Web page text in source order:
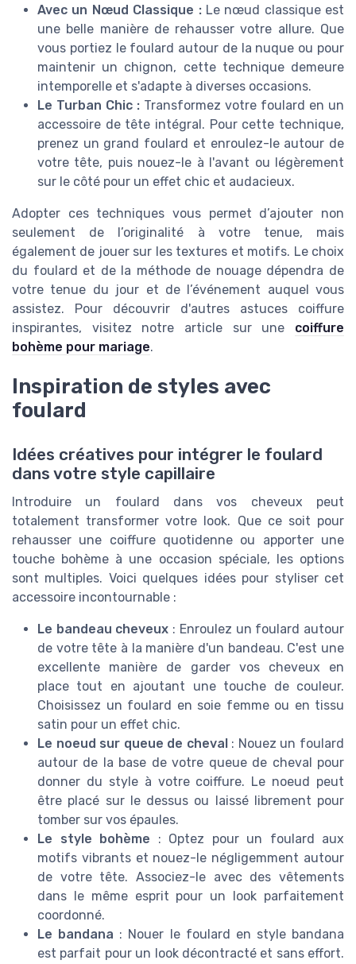
Avec un Nœud Classique :Le nœud classique est
une belle manière de rehausser votre allure. Que
vous portiez le foulard autour de la nuque ou pour
maintenir un chignon, cette technique demeure
intemporelle et s'adapte à diverses occasions.
Le Turban Chic : Transformez votre foulard en un
accessoire de tête intégral. Pour cette technique,
prenez un grand foulard et enroulez-le autour de
votre tête, puis nouez-le à l'avant ou légèrement
sur le côté pour un effet chic et audacieux.
Adopter ces techniques vous permet d’ajouter non
seulement de l’originalité à votre tenue, mais
également de jouer sur les textures et motifs. Le choix
du foulard et de la méthode de nouage dépendra de
votre tenue du jour et de l’événement auquel vous
assistez. Pour découvrir d'autres astuces coiffure
inspirantes, visitez notre article sur une coiffure
bohème pour mariage.
Inspiration de styles avec
foulard
Idées créatives pour intégrer le foulard
dans votre style capillaire
Introduire un foulard dans vos cheveux peut
totalement transformer votre look. Que ce soit pour
rehausser une coiffure quotidenne ou apporter une
touche bohème à une occasion spéciale, les options
sont multiples. Voici quelques idées pour styliser cet
accessoire incontournable :
Le bandeau cheveux : Enroulez un foulard autour
de votre tête à la manière d'un bandeau. C'est une
excellente manière de garder vos cheveux en
place tout en ajoutant une touche de couleur.
Choisissez un foulard en soie femme ou en tissu
satin pour un effet chic.
Le noeud sur queue de cheval : Nouez un foulard
autour de la base de votre queue de cheval pour
donner du style à votre coiffure. Le noeud peut
être placé sur le dessus ou laissé librement pour
tomber sur vos épaules.
Le style bohème : Optez pour un foulard aux
motifs vibrants et nouez-le négligemment autour
de votre tête. Associez-le avec des vêtements
dans le même esprit pour un look parfaitement
coordonné.
Le bandana : Nouer le foulard en style bandana
est parfait pour un look décontracté et sans effort.